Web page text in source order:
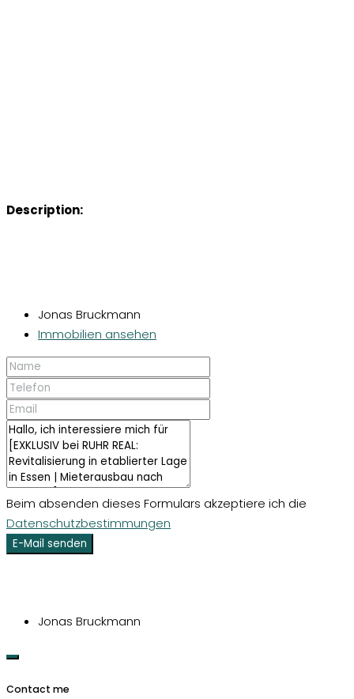
Description:
Jonas Bruckmann
Immobilien ansehen
Beim absenden dieses Formulars akzeptiere ich die
Datenschutzbestimmungen
E-Mail senden
Jonas Bruckmann
Contact me